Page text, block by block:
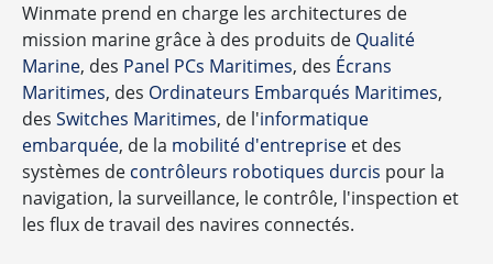
Winmate prend en charge les architectures de
mission marine grâce à des produits de Qualité
Marine, des Panel PCs Maritimes, des Écrans
Maritimes, des Ordinateurs Embarqués Maritimes,
des Switches Maritimes, de l'informatique
embarquée, de la mobilité d'entreprise et des
systèmes de contrôleurs robotiques durcis pour la
navigation, la surveillance, le contrôle, l'inspection et
les flux de travail des navires connectés.